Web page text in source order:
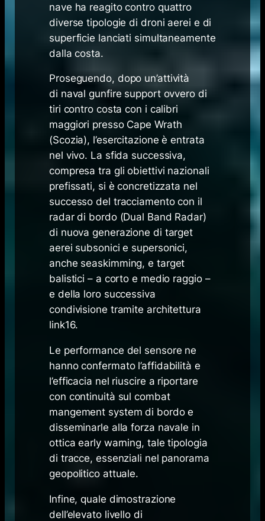
nave ha reagito contro quattro
diverse tipologie di droni aerei e di
superficie lanciati simultaneamente
dalla costa.
Proseguendo, dopo un’attività
di naval gunfire supportovvero di
tiri contro costa con i calibri
maggiori presso Cape Wrath
(Scozia), l’esercitazione è entrata
nel vivo. La sfida successiva,
compresa tra gli obiettivi nazionali
prefissati, si è concretizzata nel
successo del tracciamento con il
radar di bordo (Dual Band Radar)
di nuova generazione di target
aerei subsonici e supersonici,
anche seaskimming, e target
balistici – a corto e medio raggio –
e della loro successiva
condivisione tramite architettura
link16.
Le performance del sensore ne
hanno confermato l’affidabilità e
l’efficacia nel riuscire a riportare
con continuità sulcombat
mangement system di bordo e
disseminarle alla forza navale in
otticaearly warning, tale tipologia
di tracce, essenziali nel panorama
geopolitico attuale.
Infine, quale dimostrazione
dell’elevato livello di